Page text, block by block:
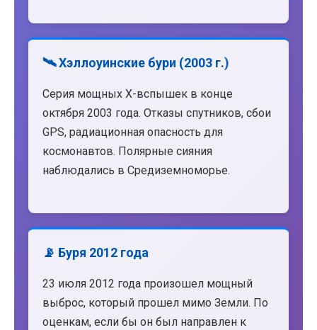
🛰️ Хэллоуинские бури (2003 г.)
Серия мощных X-вспышек в конце
октября 2003 года. Отказы спутников, сбои
GPS, радиационная опасность для
космонавтов. Полярные сияния
наблюдались в Средиземноморье.
📡 Буря 2012 года
23 июля 2012 года произошел мощный
выброс, который прошел мимо Земли. По
оценкам, если бы он был направлен к